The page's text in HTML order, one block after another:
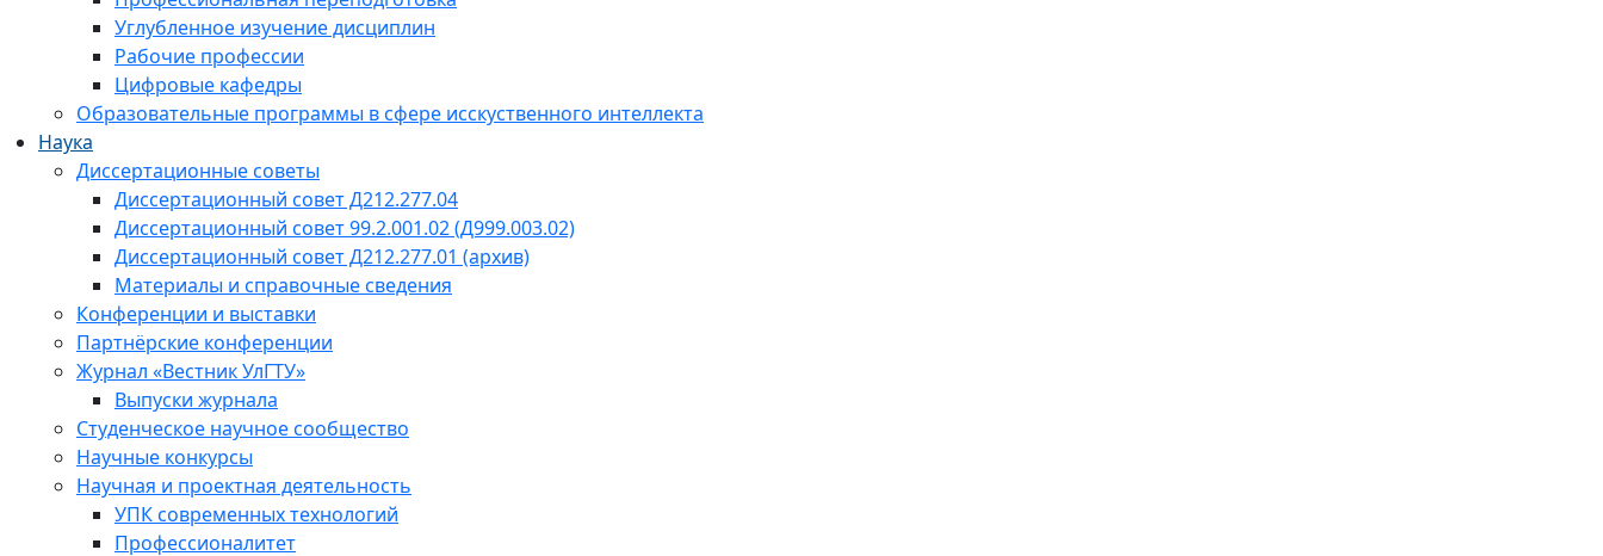
Углубленное изучение дисциплин
Рабочие профессии
Цифровые кафедры
Образовательные программы в сфере исскуственного интеллекта
Наука
Диссертационные советы
Диссертационный совет Д212.277.04
Диссертационный совет 99.2.001.02 (Д999.003.02)
Диссертационный совет Д212.277.01 (архив)
Материалы и справочные сведения
Конференции и выставки
Партнёрские конференции
Журнал «Вестник УлГТУ»
Выпуски журнала
Студенческое научное сообщество
Научные конкурсы
Научная и проектная деятельность
УПК современных технологий
Профессионалитет